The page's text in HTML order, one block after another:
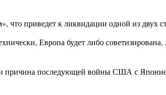
приведет к ликвидации одной из двух
Европа будет либо
последующей войны США с